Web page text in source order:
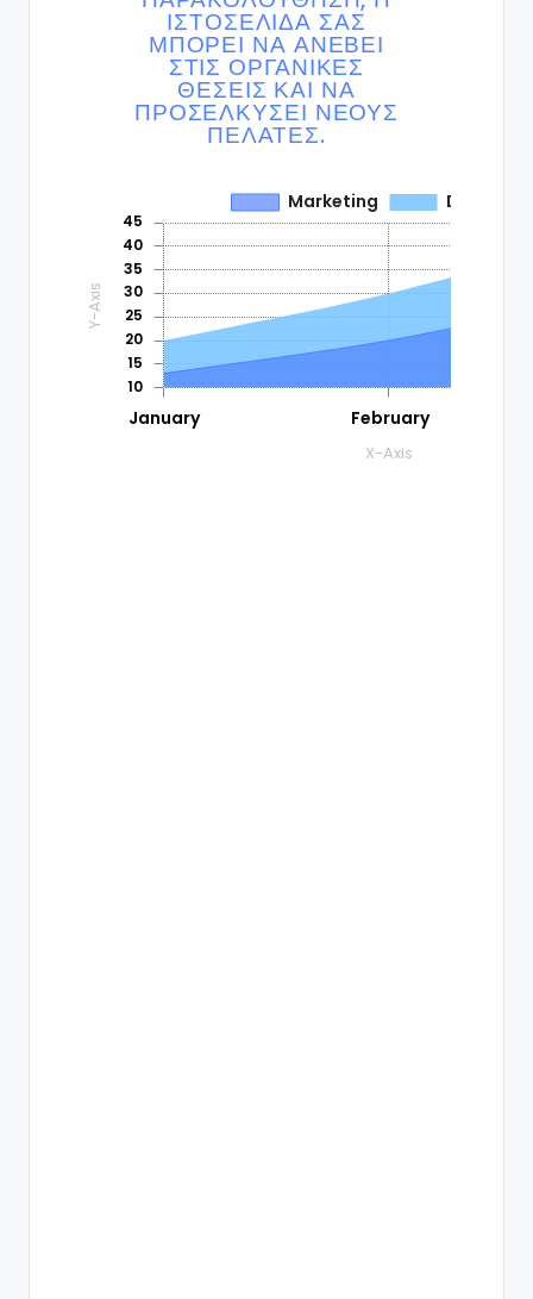
ΙΣΤΟΣΕΛΊΔΑ ΣΑΣ
ΜΠΟΡΕΊ ΝΑ ΑΝΕΒΕΊ
ΣΤΙΣ ΟΡΓΑΝΙΚΈΣ
ΘΈΣΕΙΣ ΚΑΙ ΝΑ
ΠΡΟΣΕΛΚΎΣΕΙ ΝΈΟΥΣ
ΠΕΛΆΤΕΣ.